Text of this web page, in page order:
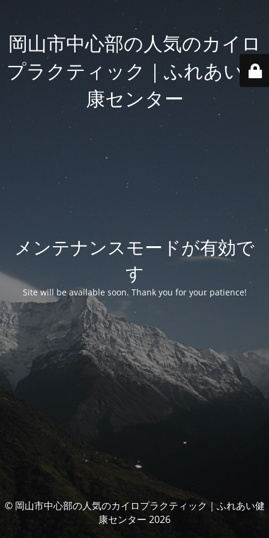
岡山市中心部の人気のカイロ
プラクティック｜ふれあい健
康センター
メンテナンスモードが有効で
す
Site will be available soon. Thank you for your patience!
© 岡山市中心部の人気のカイロプラクティック｜ふれあい健
康センター 2026